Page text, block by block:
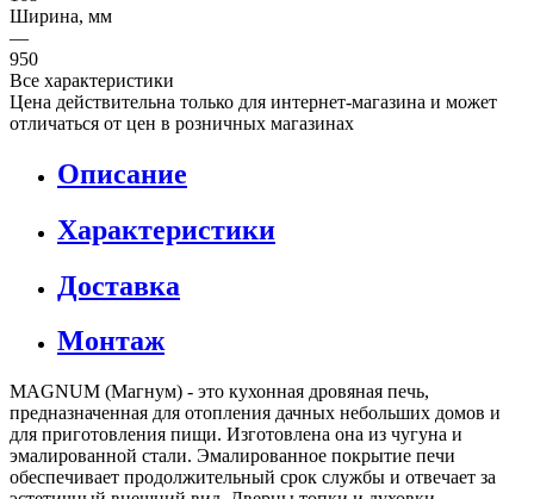
Ширина, мм
—
950
Все характеристики
Цена действительна только для интернет-магазина и может
отличаться от цен в розничных магазинах
Описание
Характеристики
Доставка
Монтаж
MAGNUM (Магнум) - это кухонная дровяная печь,
предназначенная для отопления дачных небольших домов и
для приготовления пищи. Изготовлена она из чугуна и
эмалированной стали. Эмалированное покрытие печи
обеспечивает продолжительный срок службы и отвечает за